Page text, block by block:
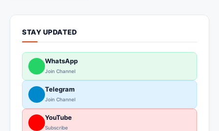
STAY UPDATED
WhatsApp
Join Channel
Telegram
Join Channel
YouTube
Subscribe